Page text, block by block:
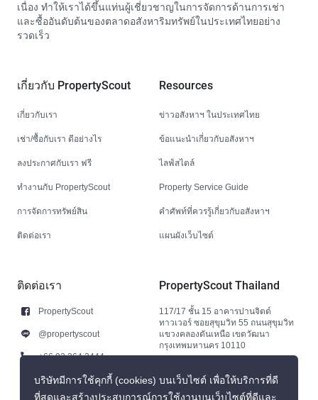
เนื่อง ทำให้เราได้ขึ้นแท่นผู้เชี่ยวชาญในการจัดการด้านการเช่า
และซื้ออันดับต้นของตลาดอสังหาริมทรัพย์ในประเทศไทยอย่าง
รวดเร็ว
เกี่ยวกับ PropertyScout
เกี่ยวกับเรา
เช่า/ซื้อกับเรา ดีอย่างไร
ลงประกาศกับเรา ฟรี
ทำงานกับ PropertyScout
การจัดการทรัพย์สิน
ติดต่อเรา
Resources
ข่าวอสังหาฯ ในประเทศไทย
ข้อแนะนำเกี่ยวกับอสังหาฯ
ไลฟ์สไตล์
Property Service Guide
คำศัพท์ที่ควรรู้เกี่ยวกับอสังหาฯ
แผนผังเว็บไซต์
ติดต่อเรา
PropertyScout
@propertyscout
+66 92 264 3444
+66 92 264 3444
PropertyScout Thailand
117/17 ชั้น 15 อาคารปานจิตต์
ทาวเวอร์ ซอยสุขุมวิท 55 ถนนสุขุมวิท
แขวงคลองตันเหนือ เขตวัฒนา
กรุงเทพมหานคร 10110
บริษัทมีการใช้คุกกี้ (cookies) บนเว็บไซต์ เพื่อให้บริการที่ดี
ที่สุดและสร้างประสบการณ์การใช้งานบนเว็บไซต์ที่ดีและ